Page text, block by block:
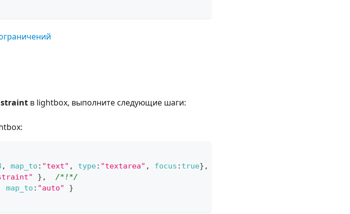
в lightbox, выполните следующие шаги:
, map_to : "text" , type: "textarea" , focus : true} ,
} ,
/*!*/
map_to : "auto"
}